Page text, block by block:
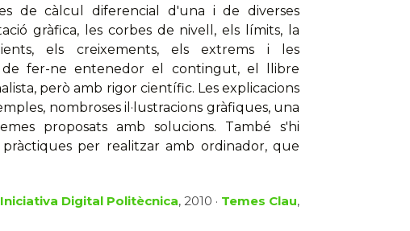
de càlcul diferencial d'una i de diverses
gràfica, les corbes de nivell, els límits, la
els creixements, els extrems i les
de fer-ne entenedor el contingut, el llibre
però amb rigor científic. Les explicacions
nombroses il·lustracions gràfiques, una
proposats amb solucions. També s'hi
per realitzar amb ordinador, que
Digital Politècnica, 2010 · Temes Clau,